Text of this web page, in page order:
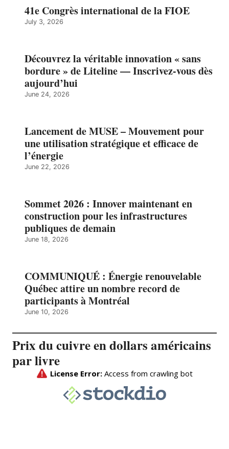
41e Congrès international de la FIOE
July 3, 2026
Découvrez la véritable innovation « sans
bordure » de Liteline — Inscrivez-vous dès
aujourd’hui
June 24, 2026
Lancement de MUSE – Mouvement pour
une utilisation stratégique et efficace de
l’énergie
June 22, 2026
Sommet 2026 : Innover maintenant en
construction pour les infrastructures
publiques de demain
June 18, 2026
COMMUNIQUÉ : Énergie renouvelable
Québec attire un nombre record de
participants à Montréal
June 10, 2026
Prix du cuivre en dollars américains
par livre